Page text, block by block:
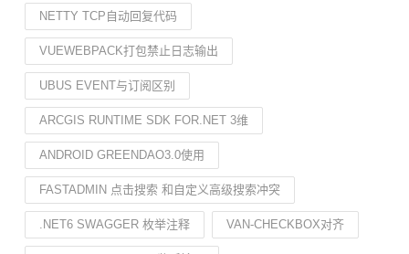
NETTY TCP自动回复代码
VUEWEBPACK打包禁止日志输出
UBUS EVENT与订阅区别
ARCGIS RUNTIME SDK FOR.NET 3维
ANDROID GREENDAO3.0使用
FASTADMIN 点击搜索 和自定义高级搜索冲突
.NET6 SWAGGER 枚举注释 VAN-CHECKBOX对齐